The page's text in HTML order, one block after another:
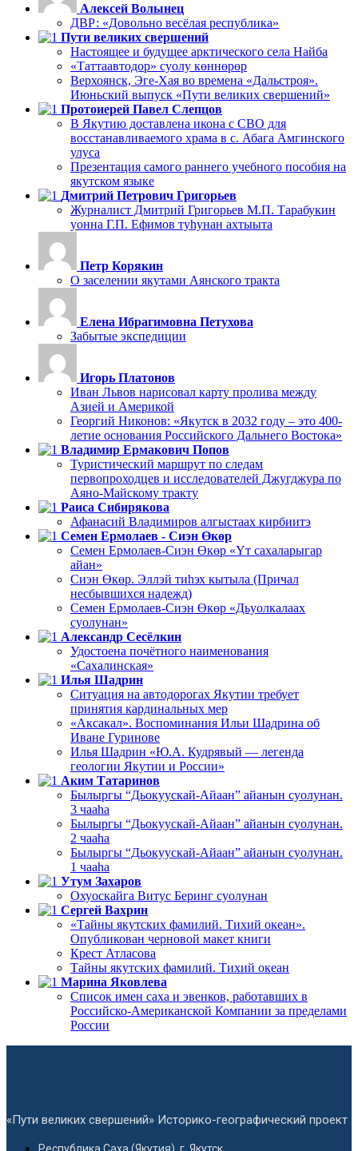
Алексей Волынец
ДВР: «Довольно весёлая республика»
Пути великих свершений
Настоящее и будущее арктического села Найба
«Таттаавтодор» суолу көннөрөр
Верхоянск, Эге-Хая во времена «Дальстроя».
Июньский выпуск «Пути великих свершений»
Протоиерей Павел Слепцов
В Якутию доставлена икона с СВО для
восстанавливаемого храма в с. Абага Амгинского
улуса
Презентация самого раннего учебного пособия на
якутском языке
Дмитрий Петрович Григорьев
Журналист Дмитрий Григорьев М.П. Тарабукин
уонна Г.П. Ефимов туһунан ахтыыта
Петр Корякин
О заселении якутами Аянского тракта
Елена Ибрагимовна Петухова
Забытые экспедиции
Игорь Платонов
Иван Львов нарисовал карту пролива между
Азией и Америкой
Георгий Никонов: «Якутск в 2032 году – это 400-
летие основания Российского Дальнего Востока»
Владимир Ермакович Попов
Туристический маршрут по следам
первопроходцев и исследователей Джугджура по
Аяно-Майскому тракту
Раиса Сибирякова
Афанасий Владимиров алгыстаах кирбиитэ
Семен Ермолаев - Сиэн Өкөр
Семен Ермолаев-Сиэн Өкөр «Үт сахаларыгар
айан»
Сиэн Өкөр. Эллэй тиһэх кытыла (Причал
несбывшихся надежд)
Семен Ермолаев-Сиэн Өкөр «Дьуолкалаах
суолунан»
Александр Сесёлкин
Удостоена почётного наименования
«Сахалинская»
Илья Шадрин
Ситуация на автодорогах Якутии требует
принятия кардинальных мер
«Аксакал». Воспоминания Ильи Шадрина об
Иване Гуринове
Илья Шадрин «Ю.А. Кудрявый — легенда
геологии Якутии и России»
Аким Татаринов
Былыргы “Дьокуускай-Айаан” айанын суолунан.
3 чааһа
Былыргы “Дьокуускай-Айаан” айанын суолунан.
2 чааһа
Былыргы “Дьокуускай-Айаан” айанын суолунан.
1 чааһа
Утум Захаров
Охуоскайга Витус Беринг суолунан
Сергей Вахрин
«Тайны якутских фамилий. Тихий океан».
Опубликован черновой макет книги
Крест Атласова
Тайны якутских фамилий. Тихий океан
Марина Яковлева
Список имен саха и эвенков, работавших в
Российско-Американской Компании за пределами
России
«Пути великих свершений» Историко-географический проект
Республика Саха (Якутия), г. Якутск